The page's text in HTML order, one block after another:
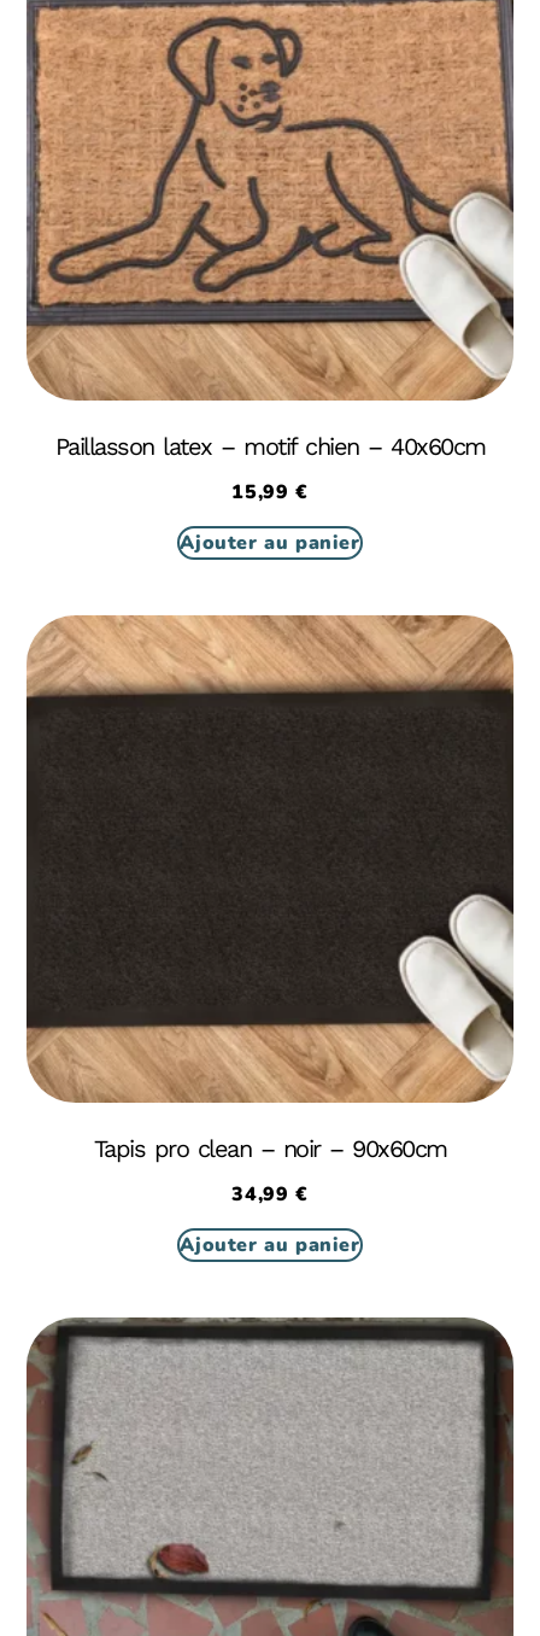
Paillasson latex – motif chien – 40x60cm
15,99 €
Ajouter au panier
Tapis pro clean – noir – 90x60cm
34,99 €
Ajouter au panier